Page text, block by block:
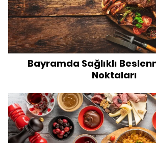
Bayramda Sağlıklı
Noktaları